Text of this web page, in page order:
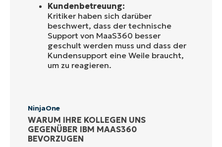
Kundenbetreuung:
Kritiker haben sich darüber
beschwert, dass der technische
Support von MaaS360 besser
geschult werden muss und dass der
Kundensupport eine Weile braucht,
um zu reagieren.
NinjaOne
WARUM IHRE KOLLEGEN UNS
GEGENÜBER IBM MAAS360
BEVORZUGEN